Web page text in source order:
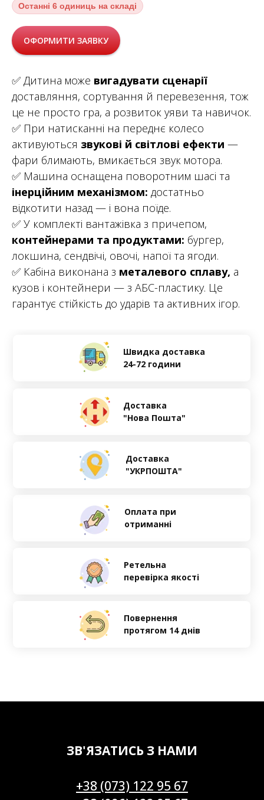
Останні 6 одиниць на складі
ОФОРМИТИ ЗАЯВКУ
✅ Дитина може вигадувати сценарії
доставляння, сортування й перевезення, тож
це не просто гра, а розвиток уяви та навичок.
✅ При натисканні на переднє колесо
активуються звукові й світлові ефекти —
фари блимають, вмикається звук мотора.
✅ Машина оснащена поворотним шасі та
інерційним механізмом: достатньо
відкотити назад — і вона поїде.
✅ У комплекті вантажівка з причепом,
контейнерами та продуктами: бургер,
локшина, сендвічі, овочі, напої та ягоди.
✅ Кабіна виконана з металевого сплаву, а
кузов і контейнери — з АБС-пластику. Це
гарантує стійкість до ударів та активних ігор.
Оплата при
отриманні
Ретельна
перевірка якості
Швидка доставка
24-72 години
Доставка
"Нова Пошта"
Доставка
"УКРПОШТА"
Повернення
протягом 14 днів
ЗВ'ЯЗАТИСЬ З НАМИ
+38 (073) 122 95 67